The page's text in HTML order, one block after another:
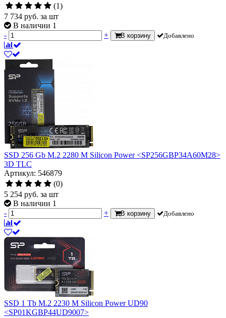
(1)
7 734 руб. за шт
В наличии 1
-
+ В корзину Добавлено
SSD 256 Gb M.2 2280 M Silicon Power <SP256GBP34A60M28>
3D TLC
Артикул: 546879
(0)
5 254 руб. за шт
В наличии 1
-
+ В корзину Добавлено
SSD 1 Tb M.2 2230 M Silicon Power UD90
<SP01KGBP44UD9007>